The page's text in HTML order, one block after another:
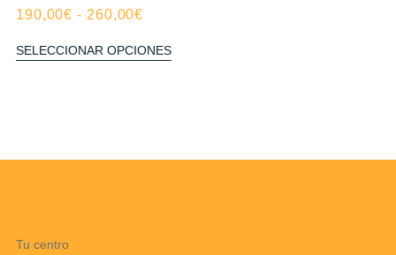
190,00€ - 260,00€
SELECCIONAR OPCIONES
Tu centro